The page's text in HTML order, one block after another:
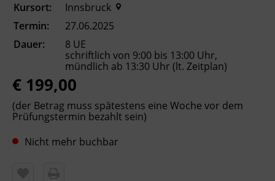
Kursformat
Präsenzunterricht
Leitung
Fachtrainer_in
Abschluss
Kursort:
Innsbruck
Termin:
27.06.2025
Dauer:
8 UE
schriftlich von 9:00 bis 13:00 Uhr,
mündlich ab 13:30 Uhr (lt. Zeitplan)
€ 199,00
(der Betrag muss spätestens eine Woche vor dem
Prüfungstermin bezahlt sein)
Nicht mehr buchbar